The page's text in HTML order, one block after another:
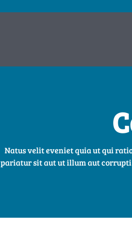
Natus velit eveniet quia ut qui
pariatur sit aut ut illum aut corrupti